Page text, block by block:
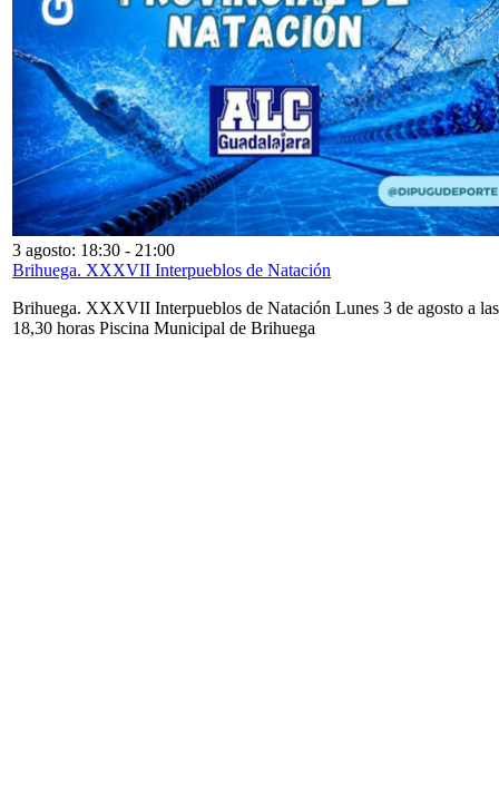
3 agosto: 18:30 - 21:00
Brihuega. XXXVII Interpueblos de Natación
Brihuega. XXXVII Interpueblos de Natación Lunes 3 de agosto a las
18,30 horas Piscina Municipal de Brihuega